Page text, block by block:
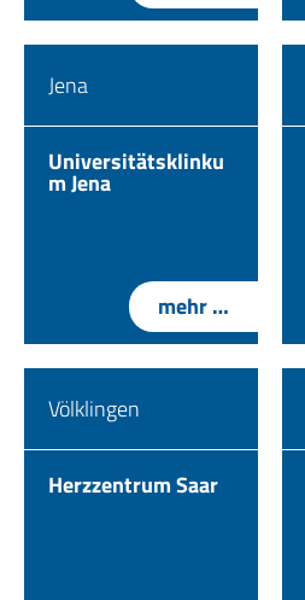
Jena
Universitätsklinku
m Jena
mehr …
Völklingen
Herzzentrum Saar